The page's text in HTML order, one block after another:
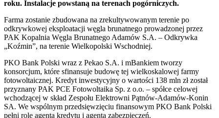
roku. Instalacje powstaną na terenach pogórniczych.
Farma zostanie zbudowana na zrekultywowanym terenie po
odkrywkowej eksploatacji węgla brunatnego prowadzonej przez
PAK Kopalnia Węgla Brunatnego Adamów S.A. – Odkrywka
„Koźmin”, na terenie Wielkopolski Wschodniej.
PKO Bank Polski wraz z Pekao S.A. i mBankiem tworzy
konsorcjum, które sfinansuje budowę tej wielkoskalowej farmy
fotowoltaicznej. Kredyt inwestycyjny o wartości 138 mln zł został
przyznany PAK PCE Fotowoltaika Sp. z o.o. – spółce celowej
wchodzącej w skład Zespołu Elektrowni Pątnów-Adamów-Konin
SA. We wspólnym przedsięwzięciu finansowym PKO Bank Polski
pełni rolę agenta kredytu i agenta zabezpieczeń.